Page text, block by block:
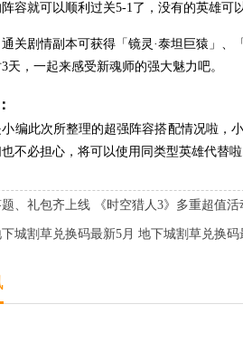
容就可以顺利过关5-1了，没有的英雄可
关剧情副本可获得「镜灵·泰坦巨猿」
天，一起来感受新魂师的强大魅力吧。
编此次所整理的超强阵容搭配情况啦，
不必担心，将可以使用同类型英雄代替啦
、礼包齐上线 《时空猎人3》多重超值活
城割草兑换码最新5月 地下城割草兑换码